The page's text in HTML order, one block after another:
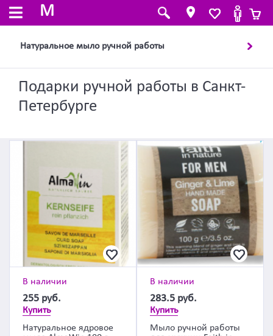
M
Натуральное мыло ручной работы
Подарки ручной работы в Санкт-
Петербурге
В наличии
255 руб.
Купить
Натуральное ядровое
В наличии
283.5 руб.
Купить
Мыло ручной работы